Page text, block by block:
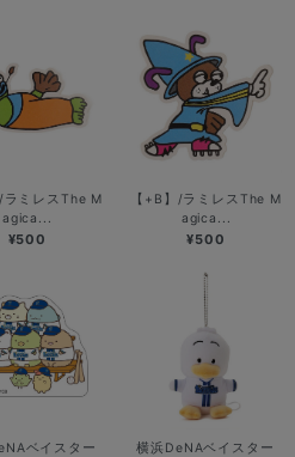
/ラミレスThe M
agica...
¥500
【+B】/ラミレスThe M
agica...
¥500
ベイスター
横浜DeNAベイスター